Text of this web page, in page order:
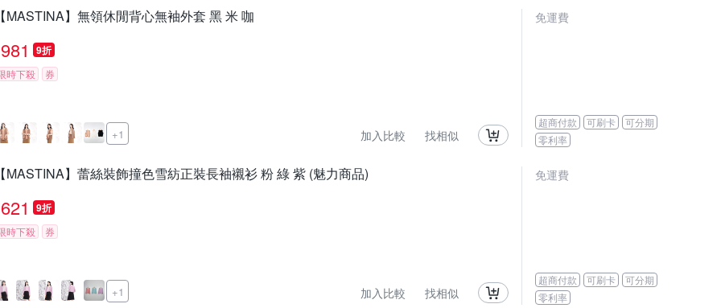
MASTINA】無領休閒背心無袖外套 黑 米 咖
981 9折
時下殺 券
+1 加入比較 找相似
免運費
超商付款 可刷卡
可分期
零利率
MASTINA】蕾絲裝飾撞色雪紡正裝長袖襯衫 粉 綠 紫 (魅力商品)
621 9折
時下殺 券
+1 加入比較 找相似
免運費
超商付款 可刷卡
可分期
零利率